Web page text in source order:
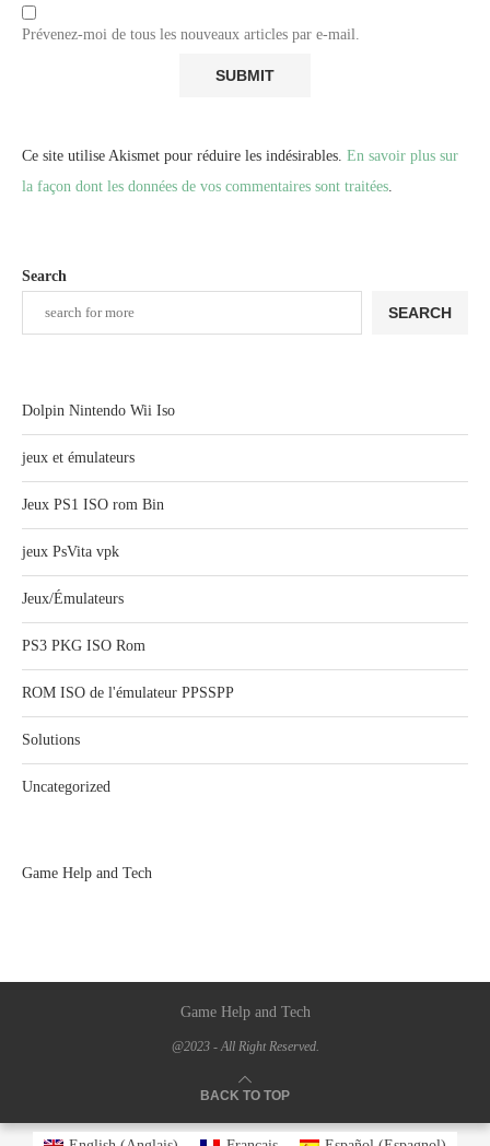
Prévenez-moi de tous les nouveaux articles par e-mail.
Ce site utilise Akismet pour réduire les indésirables. En savoir plus sur
la façon dont les données de vos commentaires sont traitées.
Search
SEARCH
Dolpin Nintendo Wii Iso
jeux et émulateurs
Jeux PS1 ISO rom Bin
jeux PsVita vpk
Jeux/Émulateurs
PS3 PKG ISO Rom
ROM ISO de l'émulateur PPSSPP
Solutions
Uncategorized
Game Help and Tech
Game Help and Tech
@2023 - All Right Reserved.
BACK TO TOP